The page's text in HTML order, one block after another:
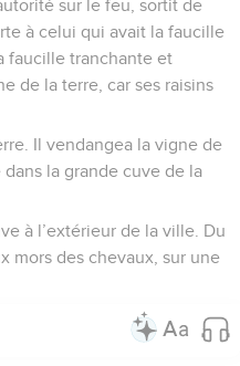
sur le feu, sortit de
à celui qui avait la faucille
faucille tranchante et
de la terre, car ses raisins
Il vendangea la vigne de
la grande cuve de la
à l’extérieur de la ville. Du
mors des chevaux, sur une